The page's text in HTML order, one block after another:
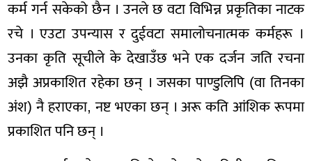
कर्म गर्न सकेको छैन । उनले छ वटा विभिन्न प्रकृतिका नाटक
रचे । एउटा उपन्यास र दुईवटा समालोचनात्मक कर्महरू ।
उनका कृति सूचीले के देखाउँछ भने एक दर्जन जति रचना
अझै अप्रकाशित रहेका छन् । जसका पाण्डुलिपि (वा तिनका
अंश) नै हराएका, नष्ट भएका छन् । अरू कति आंशिक रूपमा
प्रकाशित पनि छन् ।